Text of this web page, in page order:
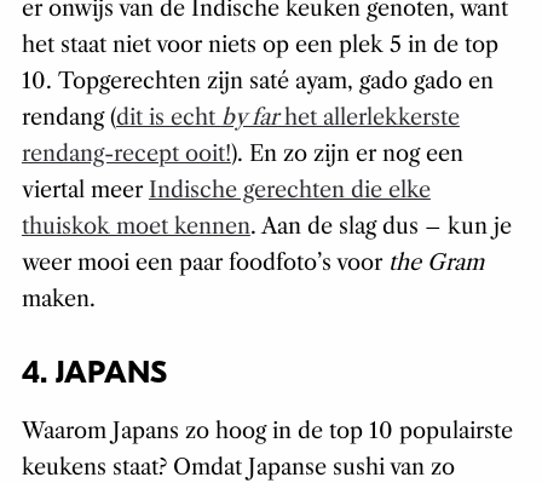
er onwijs van de Indische keuken genoten, want
het staat niet voor niets op een plek 5 in de top
10. Topgerechten zijn saté ayam, gado gado en
rendang (dit is echt by farhet allerlekkerste
rendang-recept ooit!). En zo zijn er nog een
viertal meer Indische gerechten die elke
thuiskok moet kennen. Aan de slag dus – kun je
weer mooi een paar foodfoto’s voor the Gram
maken.
4. JAPANS
Waarom Japans zo hoog in de top 10 populairste
keukens staat? Omdat Japanse sushi van zo